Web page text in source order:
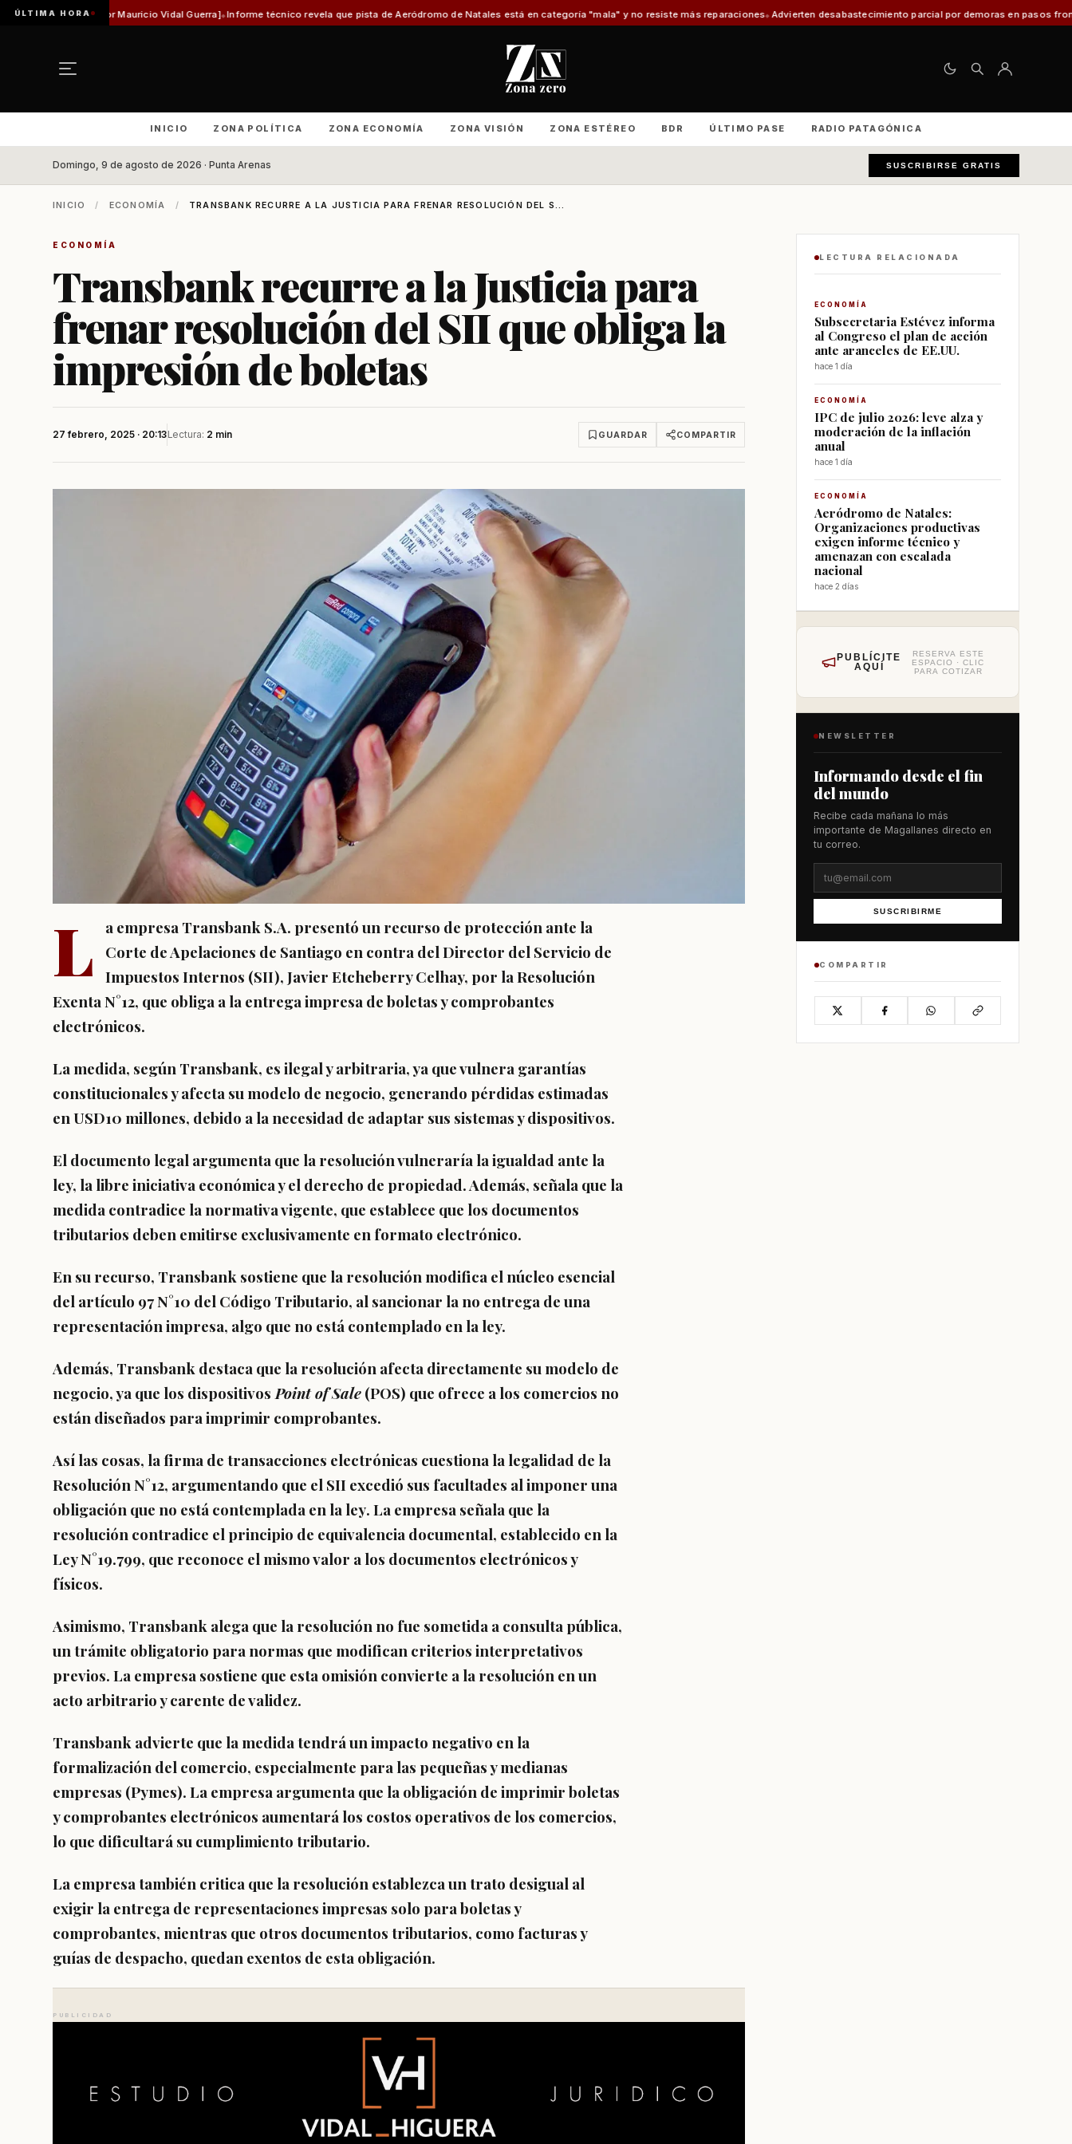
ÚLTIMA HORA
Mauricio Vidal Guerra] Informe técnico revela que pista de Aeródromo de Natales está en categoría "mala" y no resiste más reparaciones Advierten desabastecimiento parcial por demoras en pasos fronterizos y critican a
INICIO ZONA POLÍTICA ZONA ECONOMÍA ZONA VISIÓN ZONA ESTÉREO BDR ÚLTIMO PASE RADIO PATAGÓNICA
Domingo, 9 de agosto de 2026 · Punta Arenas SUSCRIBIRSE GRATIS
INICIO / ECONOMÍA / TRANSBANK RECURRE A LA JUSTICIA PARA FRENAR RESOLUCIÓN DEL S...
ECONOMÍA
Transbank recurre a la Justicia para
frenar resolución del SII que obliga la
impresión de boletas
27 febrero, 2025 · 20:13Lectura: 2 min GUARDAR COMPARTIR
L
a empresa Transbank S.A. presentó un recurso de protección ante la
Corte de Apelaciones de Santiago en contra del Director del Servicio de
Impuestos Internos (SII), Javier Etcheberry Celhay, por la Resolución
Exenta N°12, que obliga a la entrega impresa de boletas y comprobantes
electrónicos.
La medida, según Transbank, es ilegal y arbitraria, ya que vulnera garantías
constitucionales y afecta su modelo de negocio, generando pérdidas estimadas
en USD10 millones, debido a la necesidad de adaptar sus sistemas y dispositivos.
El documento legal argumenta que la resolución vulneraría la igualdad ante la
ley, la libre iniciativa económica y el derecho de propiedad. Además, señala que la
medida contradice la normativa vigente, que establece que los documentos
tributarios deben emitirse exclusivamente en formato electrónico.
En su recurso, Transbank sostiene que la resolución modifica el núcleo esencial
del artículo 97 N°10 del Código Tributario, al sancionar la no entrega de una
representación impresa, algo que no está contemplado en la ley.
Además, Transbank destaca que la resolución afecta directamente su modelo de
negocio, ya que los dispositivos Point of Sale (POS) que ofrece a los comercios no
están diseñados para imprimir comprobantes.
Así las cosas, la firma de transacciones electrónicas cuestiona la legalidad de la
Resolución N°12, argumentando que el SII excedió sus facultades al imponer una
obligación que no está contemplada en la ley. La empresa señala que la
resolución contradice el principio de equivalencia documental, establecido en la
Ley N°19.799, que reconoce el mismo valor a los documentos electrónicos y
físicos.
Asimismo, Transbank alega que la resolución no fue sometida a consulta pública,
un trámite obligatorio para normas que modifican criterios interpretativos
previos. La empresa sostiene que esta omisión convierte a la resolución en un
acto arbitrario y carente de validez.
Transbank advierte que la medida tendrá un impacto negativo en la
formalización del comercio, especialmente para las pequeñas y medianas
empresas (Pymes). La empresa argumenta que la obligación de imprimir boletas
y comprobantes electrónicos aumentará los costos operativos de los comercios,
lo que dificultará su cumplimiento tributario.
La empresa también critica que la resolución establezca un trato desigual al
exigir la entrega de representaciones impresas solo para boletas y
comprobantes, mientras que otros documentos tributarios, como facturas y
guías de despacho, quedan exentos de esta obligación.
PUBLICIDAD
LECTURA RELACIONADA
ECONOMÍA
Subsecretaria Estévez informa
al Congreso el plan de acción
ante aranceles de EE.UU.
hace 1 día
ECONOMÍA
IPC de julio 2026: leve alza y
moderación de la inflación
anual
hace 1 día
ECONOMÍA
Aeródromo de Natales:
Organizaciones productivas
exigen informe técnico y
amenazan con escalada
nacional
hace 2 días
PUBLÍCITE
AQUÍ
RESERVA ESTE
ESPACIO · CLIC
PARA COTIZAR
NEWSLETTER
Informando desde el fin
del mundo
Recibe cada mañana lo más
importante de Magallanes directo en
tu correo.
SUSCRIBIRME
COMPARTIR